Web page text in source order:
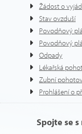
Žádost o
Stav ovzduší
Povodňový
Povodňový
Odpady
Lékařská
Zubní
Prohlášení o
Spojte se s